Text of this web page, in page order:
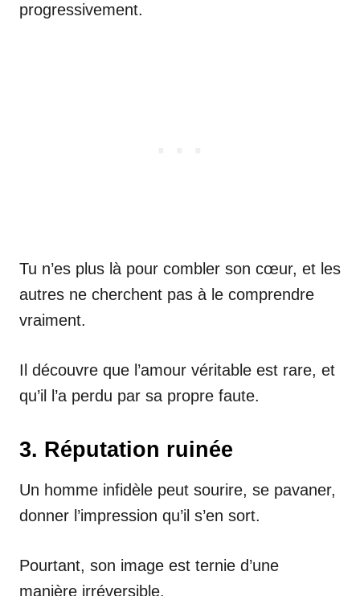
progressivement.
Tu n’es plus là pour combler son cœur, et les
autres ne cherchent pas à le comprendre
vraiment.
Il découvre que l’amour véritable est rare, et
qu’il l’a perdu par sa propre faute.
3. Réputation ruinée
Un homme infidèle peut sourire, se pavaner,
donner l’impression qu’il s’en sort.
Pourtant, son image est ternie d’une
manière irréversible.